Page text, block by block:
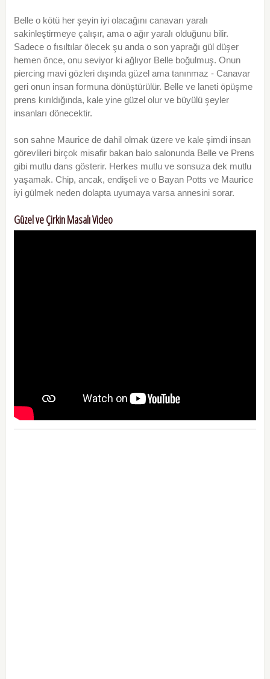
Belle o kötü her şeyin iyi olacağını canavarı yaralı
sakinleştirmeye çalışır, ama o ağır yaralı olduğunu bilir.
Sadece o fısıltılar ölecek şu anda o son yaprağı gül düşer
hemen önce, onu seviyor ki ağlıyor Belle boğulmuş. Onun
piercing mavi gözleri dışında güzel ama tanınmaz - Canavar
geri onun insan formuna dönüştürülür. Belle ve laneti öpüşme
prens kırıldığında, kale yine güzel olur ve büyülü şeyler
insanları dönecektir.
son sahne Maurice de dahil olmak üzere ve kale şimdi insan
görevlileri birçok misafir bakan balo salonunda Belle ve Prens
gibi mutlu dans gösterir. Herkes mutlu ve sonsuza dek mutlu
yaşamak. Chip, ancak, endişeli ve o Bayan Potts ve Maurice
iyi gülmek neden dolapta uyumaya varsa annesini sorar.
Güzel ve Çirkin Masalı Video